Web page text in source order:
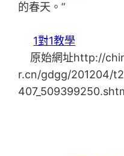
的春天。”
1對1教學
原始網址http://
r.cn/gdgg/201204/